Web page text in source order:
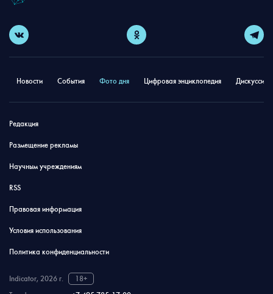
Новости События Фото дня Цифровая энциклопедия
Редакция
Размещение рекламы
Научным учреждениям
RSS
Правовая информация
Условия использования
Политика конфиденциальности
Indicator, 2026 г.
18+